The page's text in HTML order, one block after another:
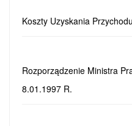
Koszty Uzyskania
Rozporządzenie Ministra
8.01.1997 R.